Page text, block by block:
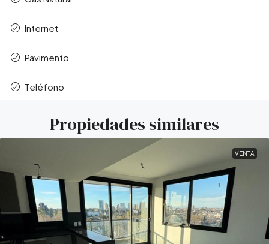
Internet
Pavimento
Teléfono
Propiedades similares
VENTA